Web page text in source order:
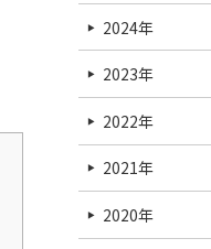
2024年
2023年
2022年
2021年
2020年